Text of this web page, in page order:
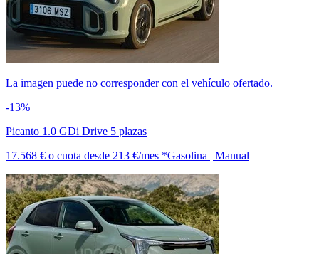
La imagen puede no corresponder con el vehículo ofertado.
-13%
Picanto 1.0 GDi Drive 5 plazas
17.568 € o cuota desde 213 €/mes *Gasolina | Manual